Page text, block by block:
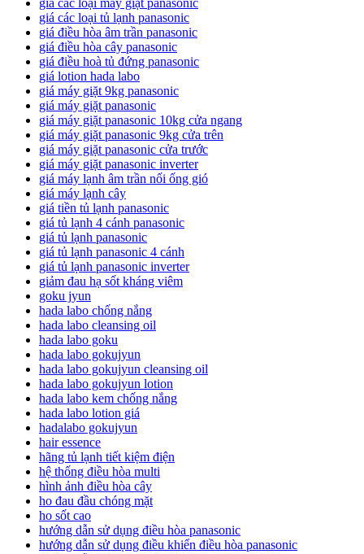
giá các loại tủ lạnh panasonic
giá điều hòa âm trần panasonic
giá điều hòa cây panasonic
giá điều hoà tủ đứng panasonic
giá lotion hada labo
giá máy giặt 9kg panasonic
giá máy giặt panasonic
giá máy giặt panasonic 10kg cửa ngang
giá máy giặt panasonic 9kg cửa trên
giá máy giặt panasonic cửa trước
giá máy giặt panasonic inverter
giá máy lạnh âm trần nối ống gió
giá máy lạnh cây
giá tiền tủ lạnh panasonic
giá tủ lạnh 4 cánh panasonic
giá tủ lạnh panasonic
giá tủ lạnh panasonic 4 cánh
giá tủ lạnh panasonic inverter
giảm đau hạ sốt kháng viêm
goku jyun
hada labo chống nắng
hada labo cleansing oil
hada labo goku
hada labo gokujyun
hada labo gokujyun cleansing oil
hada labo gokujyun lotion
hada labo kem chống nắng
hada labo lotion giá
hadalabo gokujyun
hair essence
hãng tủ lạnh tiết kiệm điện
hệ thống điều hòa multi
hình ảnh điều hòa cây
ho đau đầu chóng mặt
ho sốt cao
hướng dẫn sử dụng điều hòa panasonic
hướng dẫn sử dụng điều khiển điều hòa panasonic